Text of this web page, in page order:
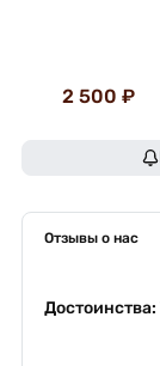
2 500 ₽
Отзывы о нас
Достоинства: